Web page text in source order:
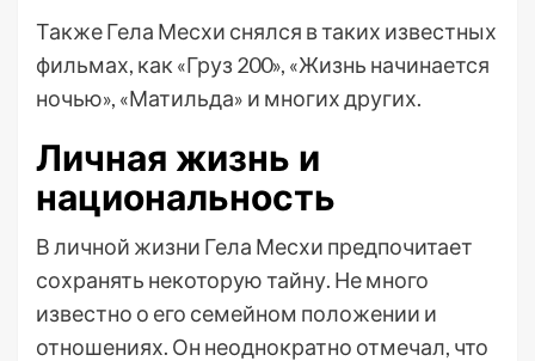
Также Гела Месхи снялся в таких известных
фильмах, как «Груз 200», «Жизнь начинается
ночью», «Матильда» и многих других.
Личная жизнь и
национальность
В личной жизни Гела Месхи предпочитает
сохранять некоторую тайну. Не много
известно о его семейном положении и
отношениях. Он неоднократно отмечал, что